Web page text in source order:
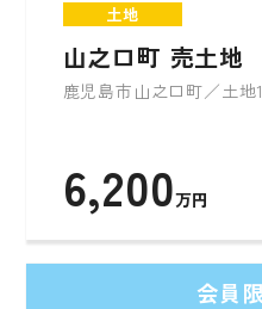
土地
山之口町 売土地
鹿児島市山之口町／土
6,200万円
会員